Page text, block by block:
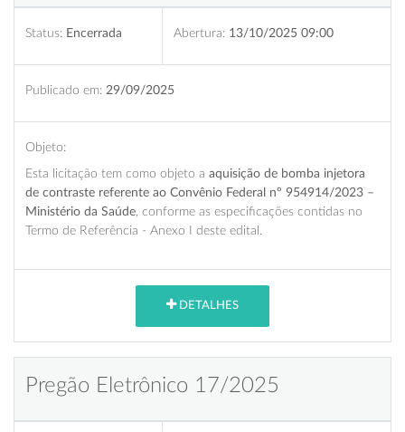
Status: Encerrada Abertura: 13/10/2025 09:00
Publicado em: 29/09/2025
Objeto:
Esta licitação tem como objeto a aquisição de bomba injetora
de contraste referente ao Convênio Federal nº 954914/2023 –
Ministério da Saúde , conforme as especificações contidas no
Termo de Referência - Anexo I deste edital.
DETALHES
Pregão Eletrônico 17/2025